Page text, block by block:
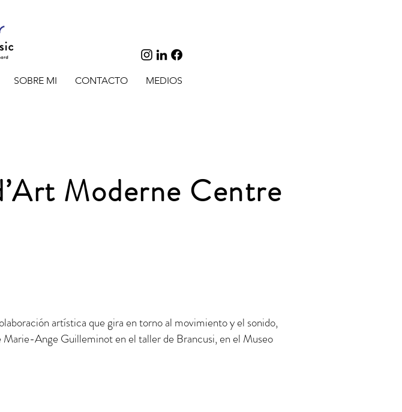
SOBRE MI CONTACTO MEDIOS
Moderne Centre
artística que gira en torno al movimiento y el sonido,
Marie-Ange Guilleminot en el taller de Brancusi, en el Museo